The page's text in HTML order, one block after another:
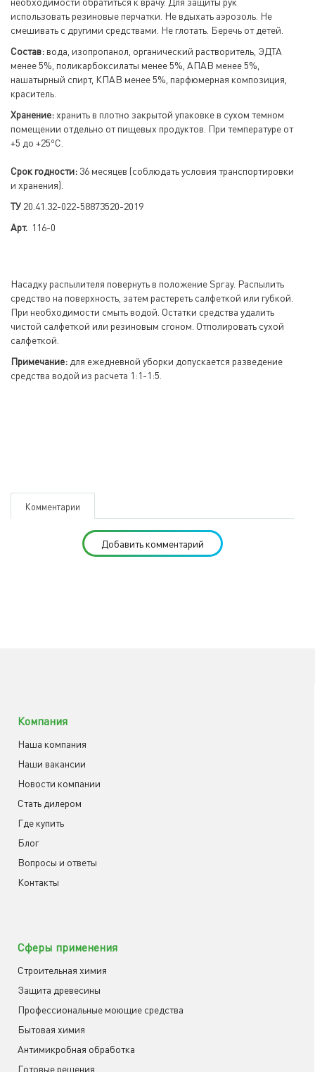
использовать резиновые перчатки. Не вдыхать аэрозоль. Не
смешивать с другими средствами. Не глотать. Беречь от детей.
Состав: вода, изопропанол, органический растворитель, ЭДТА
менее 5%, поликарбоксилаты менее 5%, АПАВ менее 5%,
нашатырный спирт, КПАВ менее 5%, парфюмерная композиция,
краситель.
Хранение:хранить в плотно закрытой упаковке в сухом темном
помещении отдельно от пищевых продуктов. При температуре от
+5 до +25оС.
Срок годности: 36 месяцев (соблюдать условия транспортировки
и хранения).
ТУ 20.41.32-022-58873520-2019
Арт. 116-0
Насадку распылителя повернуть в положение Spray. Распылить
средство на поверхность, затем растереть салфеткой или губкой.
При необходимости смыть водой. Остатки средства удалить
чистой салфеткой или резиновым сгоном. Отполировать сухой
салфеткой.
Примечание: для ежедневной уборки допускается разведение
средства водой из расчета 1:1-1:5.
Комментарии
Добавить комментарий
Компания
Наша компания
Наши вакансии
Новости компании
Cтать дилером
Где купить
Блог
Вопросы и ответы
Контакты
Сферы применения
Строительная химия
Защита древесины
Профессиональные моющие средства
Бытовая химия
Антимикробная обработка
Готовые решения